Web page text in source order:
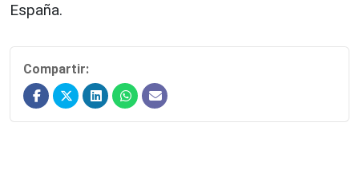
España.
Compartir: